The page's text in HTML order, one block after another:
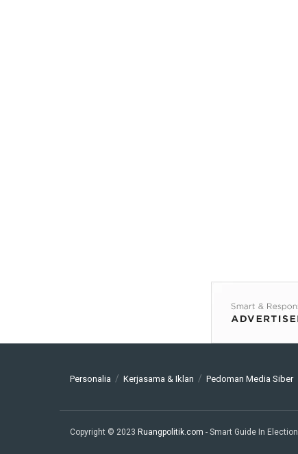
Personalia Kerjasama & Iklan Pedoman Media Siber
Copyright © 2023 Ruangpolitik.com - Smart Guide In Election